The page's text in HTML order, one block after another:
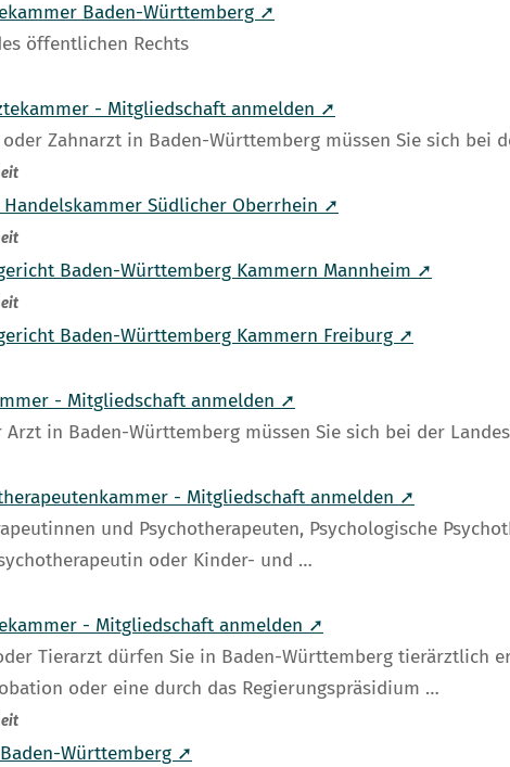
Baden-Württemberg ➚
öffentlichen Rechts
- Mitgliedschaft anmelden ➚
Zahnarzt in Baden-Württemberg müssen Sie sich bei
Südlicher Oberrhein ➚
Baden-Württemberg Kammern Mannheim ➚
Baden-Württemberg Kammern Freiburg ➚
- Mitgliedschaft anmelden ➚
in Baden-Württemberg müssen Sie sich bei der
- Mitgliedschaft anmelden ➚
und Psychotherapeuten, Psychologische
oder Kinder- und …
- Mitgliedschaft anmelden ➚
Tierarzt dürfen Sie in Baden-Württemberg tierärztlich
oder eine durch das Regierungspräsidium …
Württemberg ➚